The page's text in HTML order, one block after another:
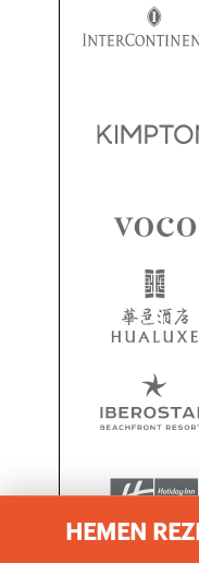
HEMEN